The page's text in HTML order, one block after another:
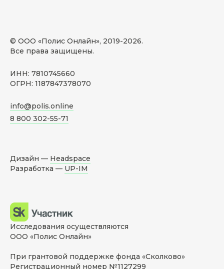
© ООО «Полис Онлайн», 2019-2026.
Все права защищены.
ИНН: 7810745660
ОГРН: 1187847378070
info@polis.online
8 800 302-55-71
Дизайн — Headspace
Разработка — UP-IM
Исследования осуществляются
ООО «Полис Онлайн»
При грантовой поддержке фонда «Сколково»
Регистрационный номер №1127299